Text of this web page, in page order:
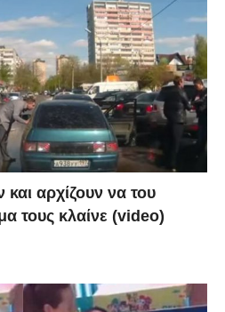
και αρχίζουν να του
τους κλαίνε (video)